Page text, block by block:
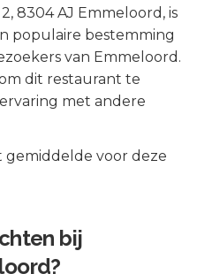
, 8304 AJ Emmeloord , is
populaire bestemming
van Emmeloord .
dit restaurant te
met andere
voor deze
bij
?